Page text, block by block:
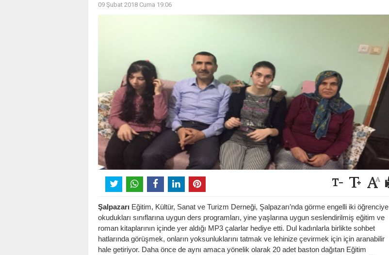
09 Şubat 2018 Cuma 19:06
Şalpazarı Eğitim, Kültür, Sanat ve Turizm Derneği, Şalpazarı’nda görme engelli iki öğrenciye
okudukları sınıflarına uygun ders programları, yine yaşlarına uygun seslendirilmiş eğitim ve
roman kitaplarının içinde yer aldığı MP3 çalarlar hediye etti. Dul kadınlarla birlikte sohbet
hatlarında görüşmek, onların yoksunluklarını tatmak ve lehinize çevirmek için için aranabilir
hale getiriyor. Daha önce de aynı amaca yönelik olarak 20 adet baston dağıtan Eğitim